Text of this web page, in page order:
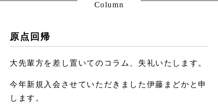
Column
原点回帰
大先輩方を差し置いてのコラム、失礼いたします。
今年新規入会させていただきました伊藤まどかと申
します。